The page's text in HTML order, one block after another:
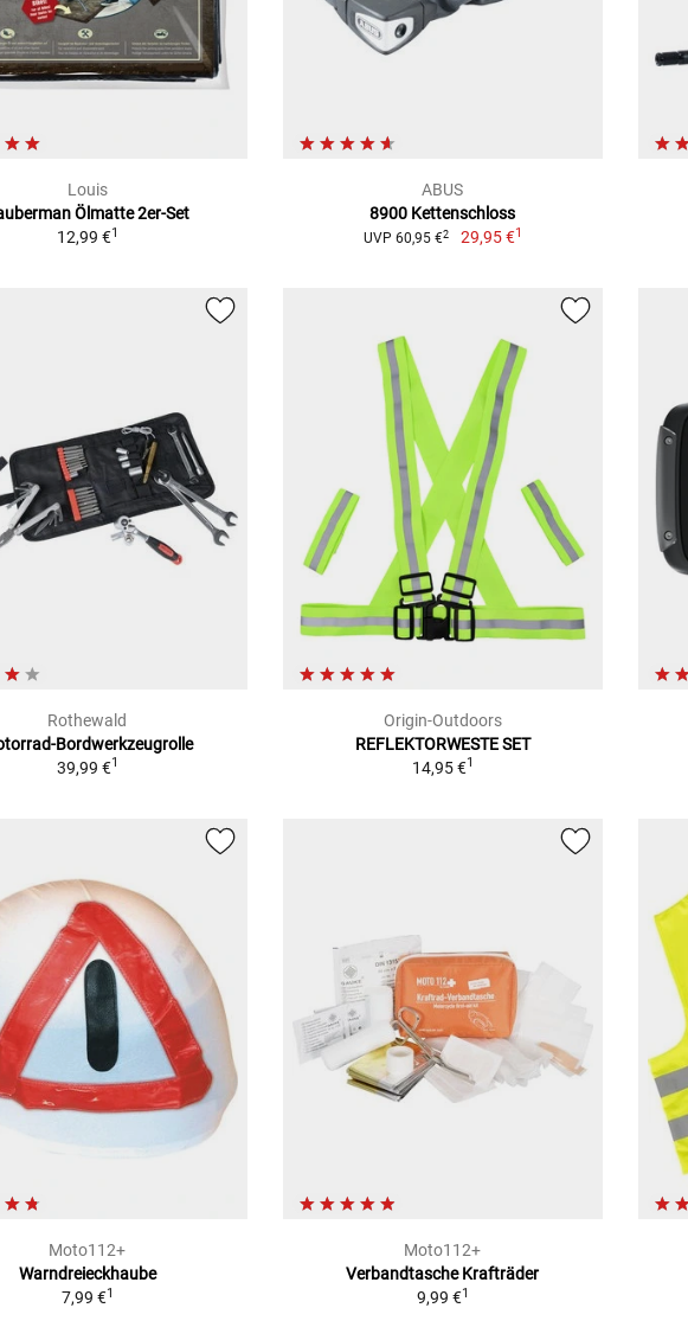
Louis
Ölmatte 2er-Set
12,99 €1
ABUS
8900 Kettenschloss
UVP 60,95 €2 29,95 €1
Rothewald
Bordwerkzeugrolle
39,99 €1
Origin-Outdoors
REFLEKTORWESTE SET
14,95 €1
Moto112+
Warndreieckhaube
7,99 €1
Moto112+
Verbandtasche Krafträder
9,99 €1